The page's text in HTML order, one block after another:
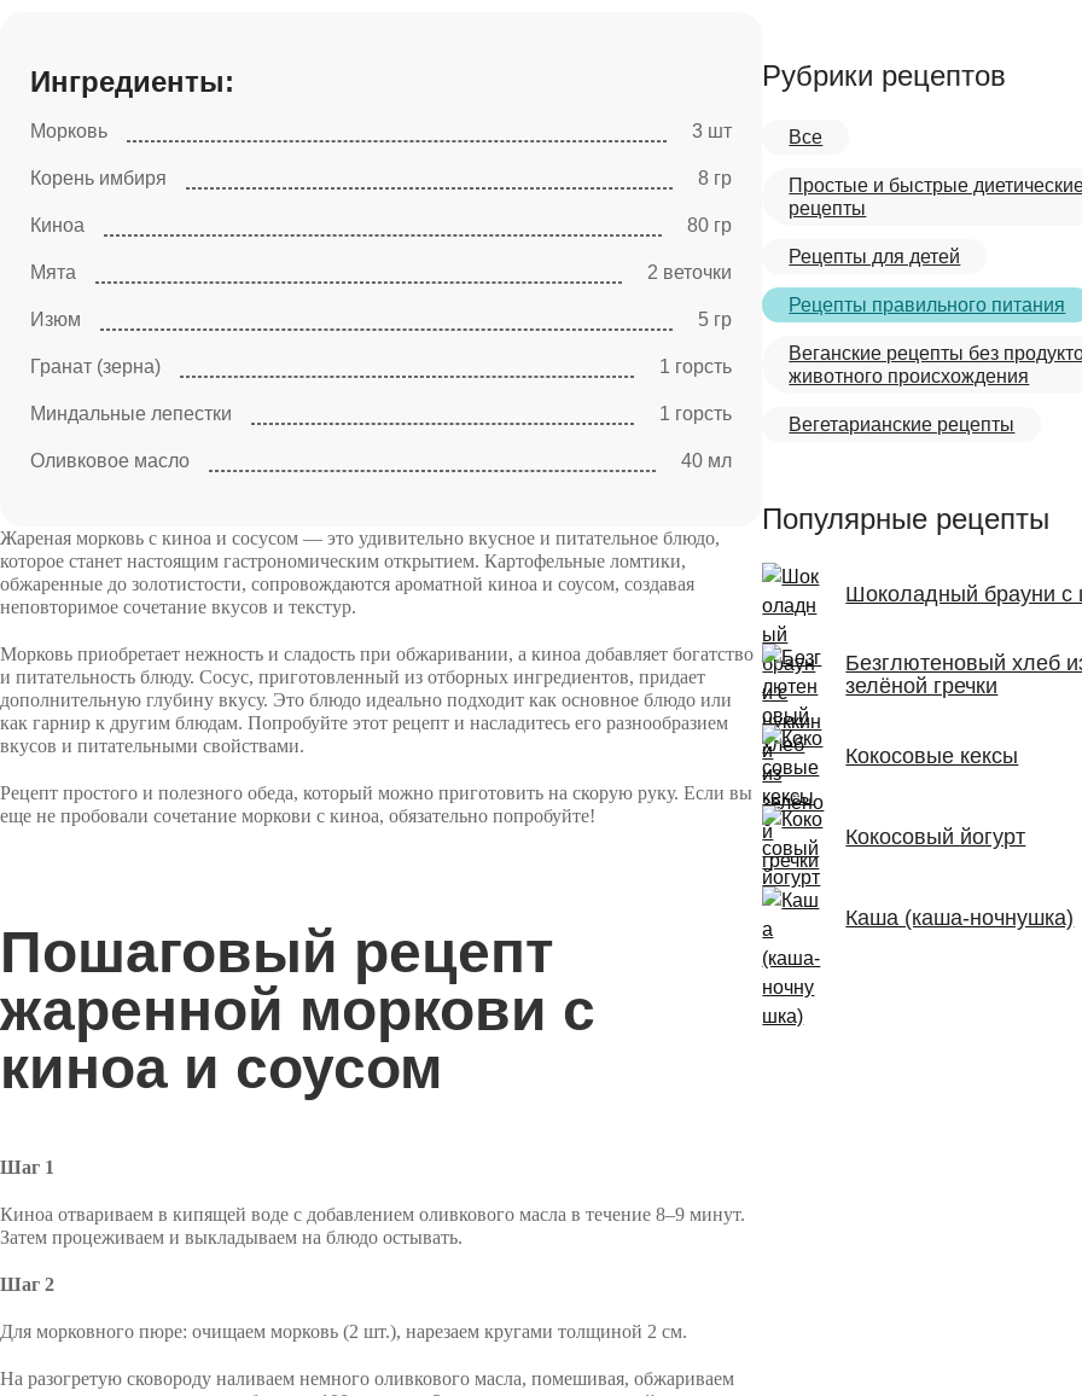
Ингредиенты:
Морковь 3 шт
Корень имбиря 8 гр
Киноа 80 гр
Мята 2 веточки
Изюм 5 гр
Гранат (зерна) 1 горсть
Миндальные лепестки 1 горсть
Оливковое масло 40 мл
Жареная морковь с киноа и сосусом — это удивительно вкусное и питательное блюдо,
которое станет настоящим гастрономическим открытием. Картофельные ломтики,
обжаренные до золотистости, сопровождаются ароматной киноа и соусом, создавая
неповторимое сочетание вкусов и текстур.
Морковь приобретает нежность и сладость при обжаривании, а киноа добавляет богатство
и питательность блюду. Сосус, приготовленный из отборных ингредиентов, придает
дополнительную глубину вкусу. Это блюдо идеально подходит как основное блюдо или
как гарнир к другим блюдам. Попробуйте этот рецепт и насладитесь его разнообразием
вкусов и питательными свойствами.
Рецепт простого и полезного обеда, который можно приготовить на скорую руку. Если вы
еще не пробовали сочетание моркови с киноа, обязательно попробуйте!
Пошаговый рецепт
жаренной моркови с
киноа и соусом
Шаг 1
Киноа отвариваем в кипящей воде с добавлением оливкового масла в течение 8–9 минут.
Затем процеживаем и выкладываем на блюдо остывать.
Шаг 2
Для морковного пюре: очищаем морковь (2 шт.), нарезаем кругами толщиной 2 см.
На разогретую сковороду наливаем немного оливкового масла, помешивая, обжариваем
Рубрики рецептов
Все
Простые и быстрые
рецепты
Рецепты для детей
Рецепты правильного питания
Веганские рецепты без
животного происхождения
Вегетарианские рецепты
Популярные рецепты
Шоколадный брауни с
Безглютеновый хлеб
зелёной гречки
Кокосовые кексы
Кокосовый йогурт
Каша (каша-ночнушка)